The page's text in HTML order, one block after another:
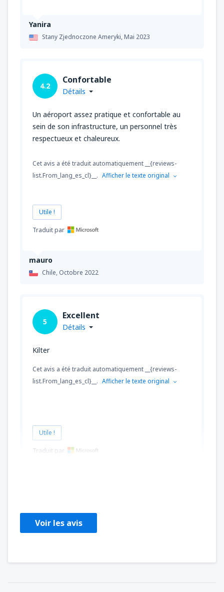
Yanira
Stany Zjednoczone Ameryki,Mai 2023
mauro
Chile, Octobre 2022
4.2
Confortable
Détails
Un aéroport assez pratique et confortable au
sein de son infrastructure, un personnel très
respectueux et chaleureux.
Cet avis a été traduit automatiquement __{reviews-
list.From_lang_es_cl}__. Afficher le texte original
Utile !
Traduit par
5
Excellent
Détails
Kilter
Cet avis a été traduit automatiquement __{reviews-
list.From_lang_es_cl}__. Afficher le texte original
Utile !
Traduit par
Voir les avis